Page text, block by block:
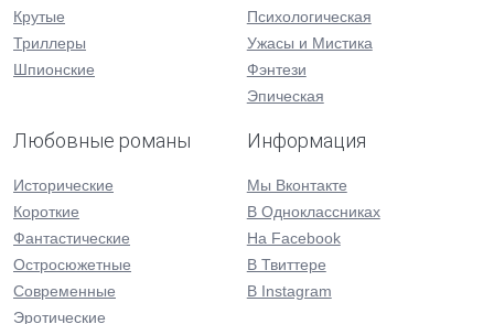
Крутые
Триллеры
Шпионские
Психологическая
Ужасы и Мистика
Фэнтези
Эпическая
Любовные романы
Исторические
Короткие
Фантастические
Остросюжетные
Современные
Эротические
Информация
Мы Вконтакте
В Одноклассниках
На Facebook
В Твиттере
В Instagram